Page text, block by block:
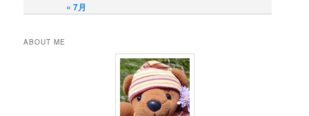
« 7月
ABOUT ME